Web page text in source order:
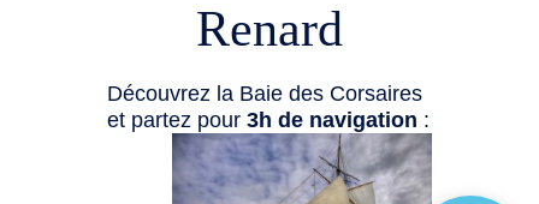
Renard
Découvrez la Baie des Corsaires
et partez pour3h de navigation :